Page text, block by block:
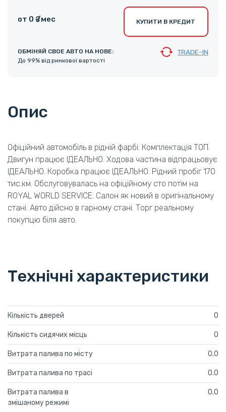
от 0 ₴ /мес КУПИТИ В КРЕДИТ
ОБМІНЯЙ СВОЕ АВТО НА НОВЕ:
До 99% від ринкової вартості
TRADE-IN
Технічні характеристики
Кількість дверей 0
Кількість сидячих місць 0
Витрата палива по місту 0.0
Витрата палива по трасі 0.0
Витрата палива в
змішаному режимі
0.0
Опис
Офіційний автомобіль в рідній фарбі. Комплектація ТОП.
Двигун працює ІДЕАЛЬНО. Ходова частина відпрацьовує
ІДЕАЛЬНО. Коробка працює ІДЕАЛЬНО. Рідний пробіг 170
тис.км. Обслуговувалась на офіційному сто потім на
ROYAL WORLD SERVICE. Салон як новий в оригінальному
стані. Авто дійсно в гарному стані. Торг реальному
покупцю біля авто.